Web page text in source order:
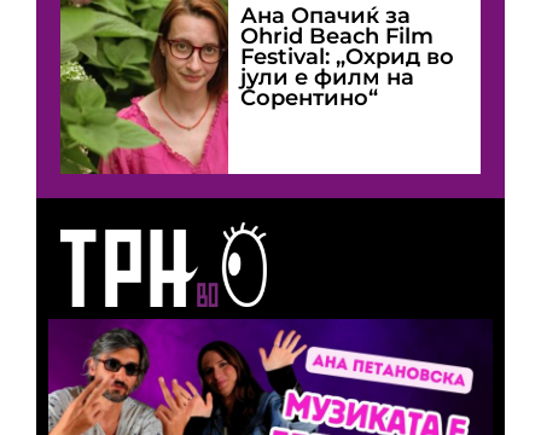
Ана Опачиќ за
Оhrid Beach Film
Festival: „Охрид во
јули е филм на
Сорентино“